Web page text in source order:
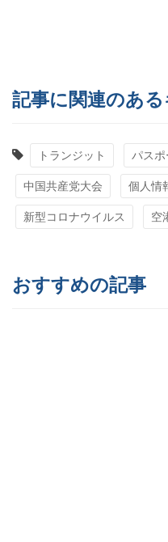
記事に関連のあ
トランジット パスポ
中国共産党大会 個人情
新型コロナウイルス 空
おすすめの記事